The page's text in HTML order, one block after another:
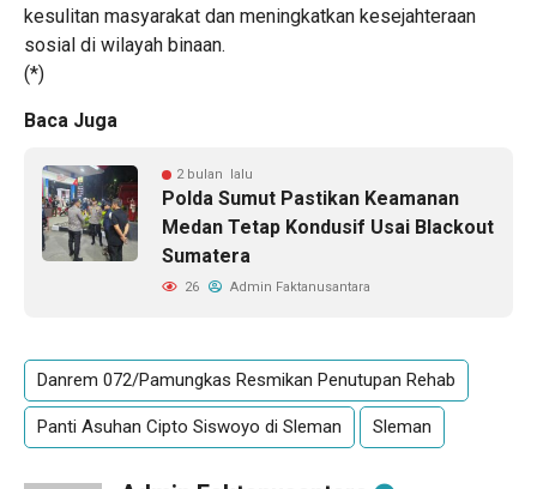
kesulitan masyarakat dan meningkatkan kesejahteraan
sosial di wilayah binaan.
(*)
Baca Juga
2 bulan lalu
Polda Sumut Pastikan Keamanan
Medan Tetap Kondusif Usai Blackout
Sumatera
26 Admin Faktanusantara
Danrem 072/Pamungkas Resmikan Penutupan Rehab
Panti Asuhan Cipto Siswoyo di Sleman Sleman